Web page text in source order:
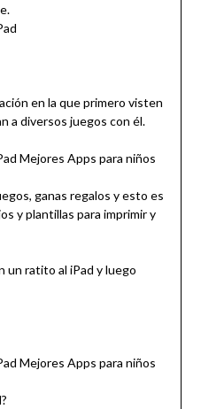
en la que primero visten
a diversos juegos con él.
ganas regalos y esto es
y plantillas para imprimir y
un ratito al iPad y luego